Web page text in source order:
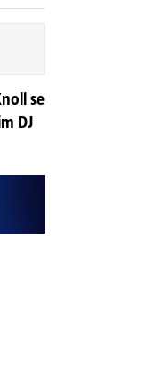
se
DJ